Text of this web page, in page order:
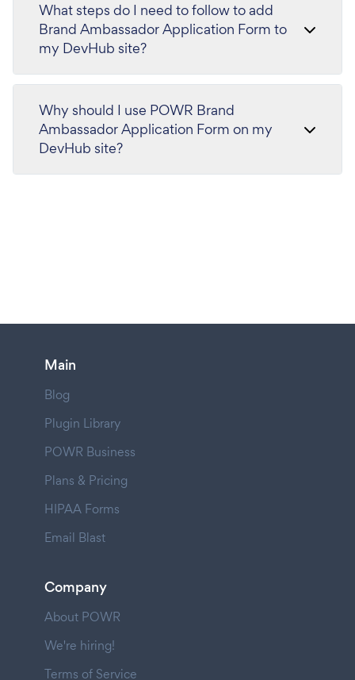
What steps do I need to follow to add
Brand Ambassador Application Form to
my DevHub site?
Why should I use POWR Brand
Ambassador Application Form on my
DevHub site?
Main
Blog
Plugin Library
POWR Business
Plans & Pricing
HIPAA Forms
Email Blast
Company
About POWR
We're hiring!
Terms of Service